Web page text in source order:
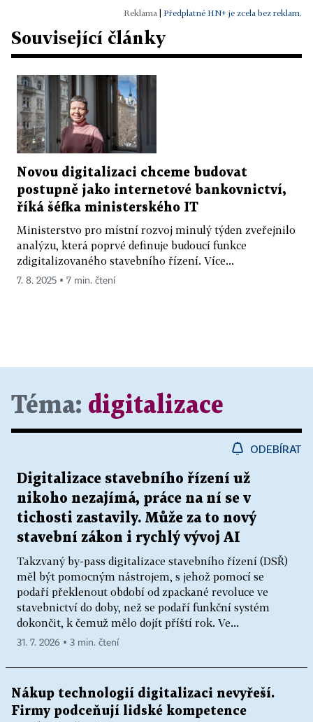
| Předplatné HN+ je zcela bez reklam.
Související články
Novou digitalizaci chceme budovat
postupně jako internetové bankovnictví,
říká šéfka ministerského IT
Ministerstvo pro místní rozvoj minulý týden zveřejnilo
analýzu, která poprvé definuje budoucí funkce
zdigitalizovaného stavebního řízení. Více...
7. 8. 2025 ▪ 7 min. čtení
Téma: digitalizace
ODEBÍRAT
Digitalizace stavebního řízení už
nikoho nezajímá, práce na ní se v
tichosti zastavily. Může za to nový
stavební zákon i rychlý vývoj AI
Takzvaný by-pass digitalizace stavebního řízení (DSŘ)
měl být pomocným nástrojem, s jehož pomocí se
podaří překlenout období od zpackané revoluce ve
stavebnictví do doby, než se podaří funkční systém
dokončit, k čemuž mělo dojít příští rok. Ve...
31. 7. 2026 ▪ 3 min. čtení
Nákup technologií digitalizaci nevyřeší.
Firmy podceňují lidské kompetence